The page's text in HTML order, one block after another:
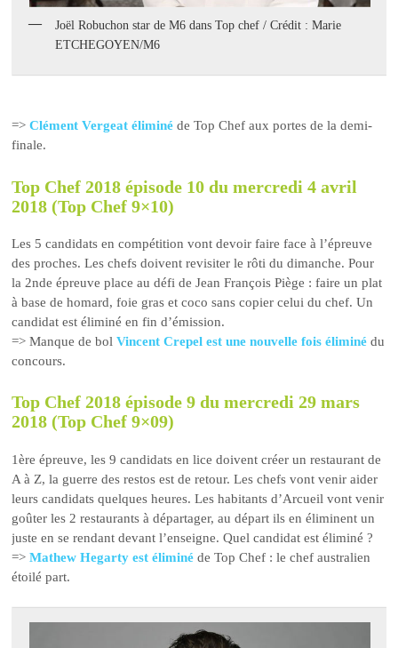
Joël Robuchon star de M6 dans Top chef / Crédit : Marie
ETCHEGOYEN/M6
=>Clément Vergeat éliminé de Top Chef aux portes de la demi-
finale.
Top Chef 2018 épisode 10 du mercredi 4 avril
2018 (Top Chef 9×10)
Les 5 candidats en compétition vont devoir faire face à l’épreuve
des proches. Les chefs doivent revisiter le rôti du dimanche. Pour
la 2nde épreuve place au défi de Jean François Piège : faire un plat
à base de homard, foie gras et coco sans copier celui du chef. Un
candidat est éliminé en fin d’émission.
=> Manque de bolVincent Crepel est une nouvelle fois éliminé du
concours.
Top Chef 2018 épisode 9 du mercredi 29 mars
2018 (Top Chef 9×09)
1ère épreuve, les 9 candidats en lice doivent créer un restaurant de
A à Z, la guerre des restos est de retour. Les chefs vont venir aider
leurs candidats quelques heures. Les habitants d’Arcueil vont venir
goûter les 2 restaurants à départager, au départ ils en éliminent un
juste en se rendant devant l’enseigne. Quel candidat est éliminé ?
=>Mathew Hegarty est éliminé de Top Chef : le chef australien
étoilé part.